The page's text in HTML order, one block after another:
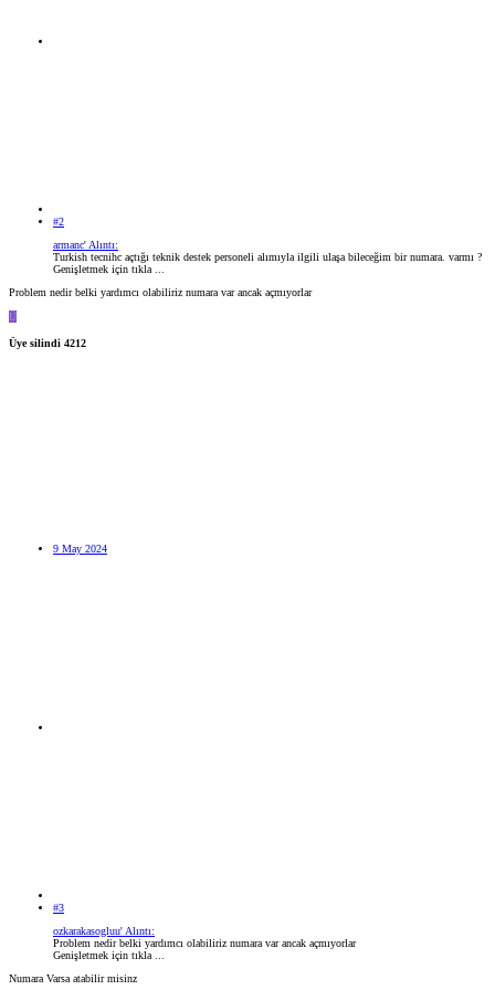
#2
armanc' Alıntı:
Turkish tecnihc açtığı teknik destek personeli alımıyla ilgili ulaşa bileceğim bir numara. varmı ?
Genişletmek için tıkla ...
Problem nedir belki yardımcı olabiliriz numara var ancak açmıyorlar
Ü
Üye silindi 4212
9 May 2024
#3
ozkarakasogluu' Alıntı:
Problem nedir belki yardımcı olabiliriz numara var ancak açmıyorlar
Genişletmek için tıkla ...
Numara Varsa atabilir misinz